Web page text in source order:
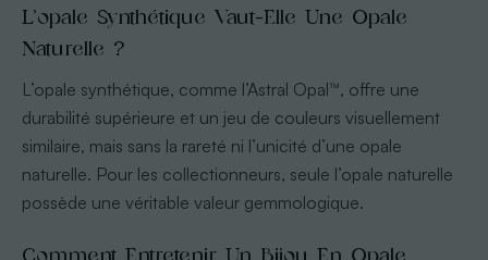
L’opale Synthétique Vaut-Elle Une Opale
Naturelle ?
L’opale synthétique, comme l’Astral Opal™, offre une
durabilité supérieure et un jeu de couleurs visuellement
similaire, mais sans la rareté ni l’unicité d’une opale
naturelle. Pour les collectionneurs, seule l’opale naturelle
possède une véritable valeur gemmologique.